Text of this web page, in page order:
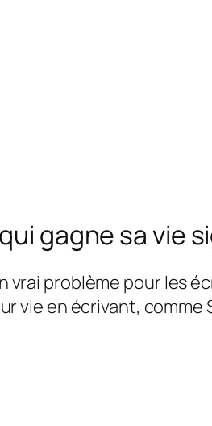
gagne sa vie
vrai problème pour les
vie en écrivant, comme